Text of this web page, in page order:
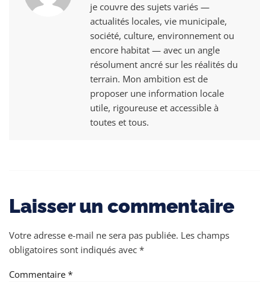
je couvre des sujets variés —
actualités locales, vie municipale,
société, culture, environnement ou
encore habitat — avec un angle
résolument ancré sur les réalités du
terrain. Mon ambition est de
proposer une information locale
utile, rigoureuse et accessible à
toutes et tous.
Laisser un commentaire
Votre adresse e-mail ne sera pas publiée. Les champs
obligatoires sont indiqués avec *
Commentaire *